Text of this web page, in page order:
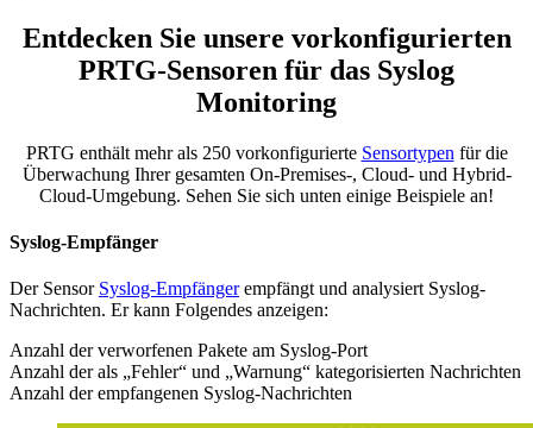
Entdecken Sie unsere vorkonfigurierten
PRTG-Sensoren für das Syslog
Monitoring
PRTG enthält mehr als 250 vorkonfigurierte Sensortypen für die
Überwachung Ihrer gesamten On-Premises-, Cloud- und Hybrid-
Cloud-Umgebung. Sehen Sie sich unten einige Beispiele an!
Syslog-Empfänger
Der Sensor Syslog-Empfängerempfängt und analysiert Syslog-
Nachrichten. Er kann Folgendes anzeigen:
Anzahl der verworfenen Pakete am Syslog-Port
Anzahl der als „Fehler“ und „Warnung“ kategorisierten Nachrichten
Anzahl der empfangenen Syslog-Nachrichten